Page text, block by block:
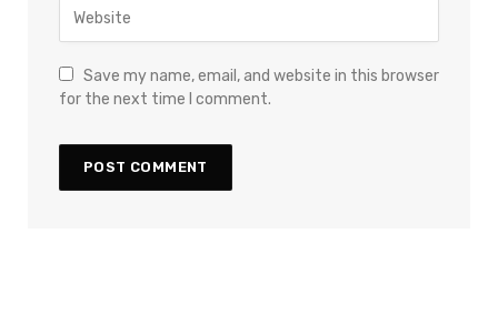
Save my name, email, and website in this browser
for the next time I comment.